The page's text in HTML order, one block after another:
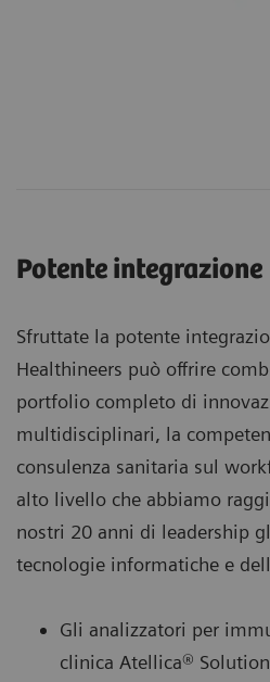
Potente integrazione
Sfruttate la potente
Healthineers può offrire
portfolio completo di
multidisciplinari, la
consulenza sanitaria sul
alto livello che abbiamo
nostri 20 anni di leadership
tecnologie informatiche e
Gli analizzatori per
clinica Atellica®